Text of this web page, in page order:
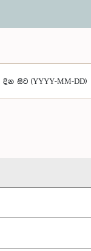
දින සිට (YYYY-MM-DD)